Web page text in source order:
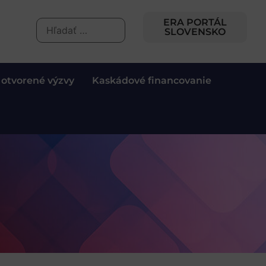
ERA PORTÁL
SLOVENSKO
výzvy Kaskádové financovanie